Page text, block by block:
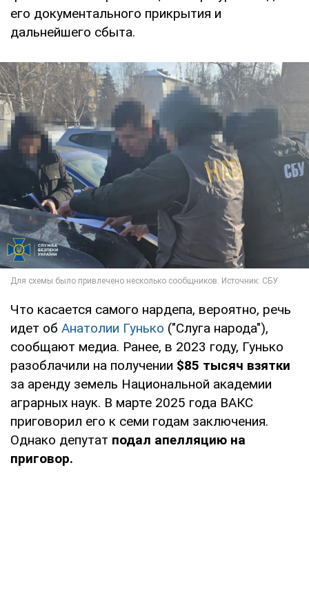
его документального прикрытия и
дальнейшего сбыта.
Что касается самого нардепа, вероятно, речь
идет об Анатолии Гунько ("Слуга народа"),
сообщают медиа. Ранее, в 2023 году, Гунько
разоблачили на получении $85 тысяч взятки
за аренду земель Национальной академии
аграрных наук. В марте 2025 года ВАКС
приговорил его к семи годам заключения.
Однако депутат подал апелляцию на
приговор.